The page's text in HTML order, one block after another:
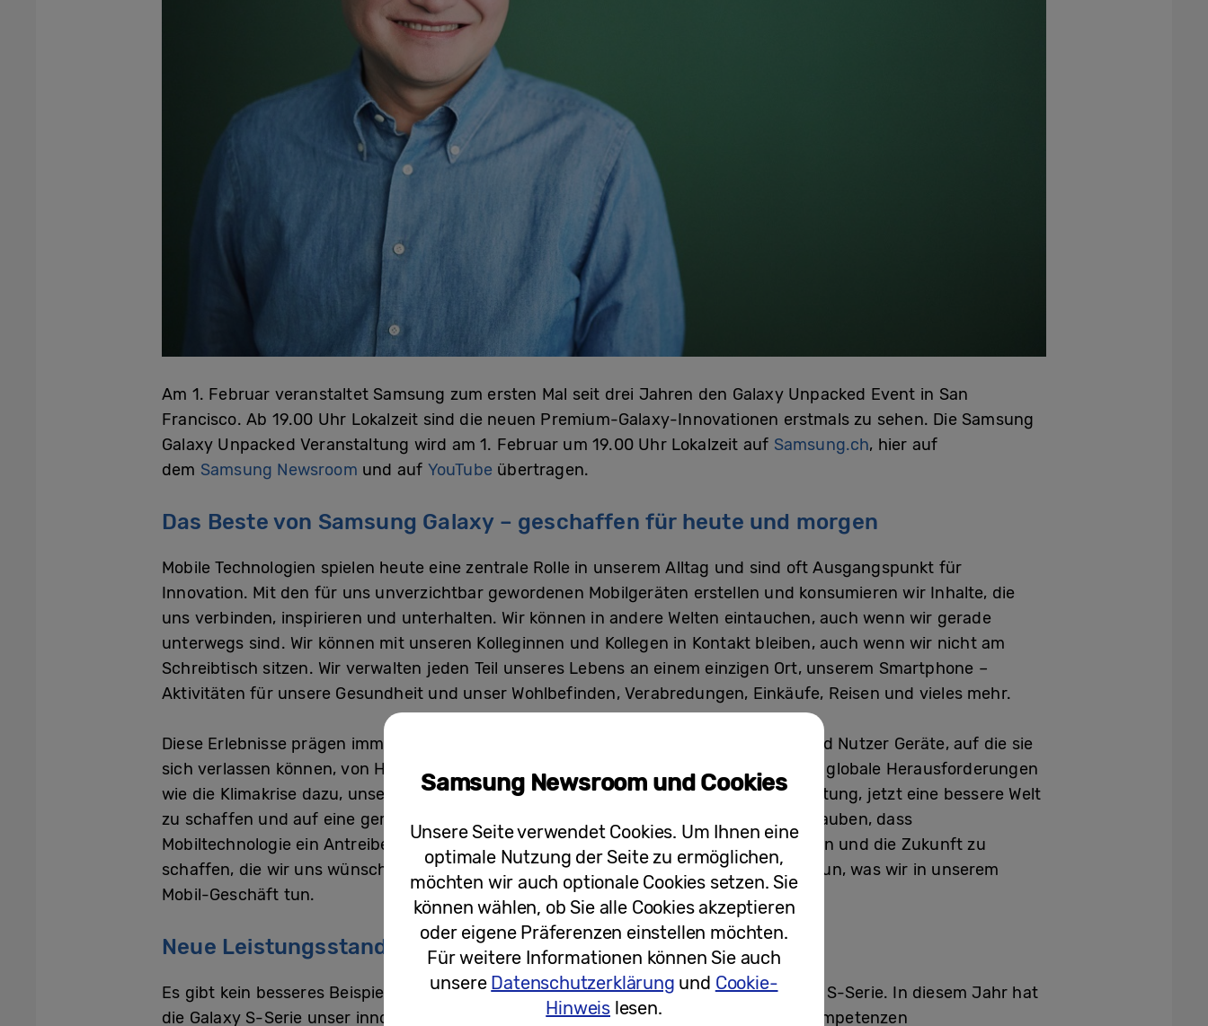
Am 1. Februar veranstaltet Samsung zum ersten Mal seit drei Jahren den Galaxy Unpacked Event in San
Francisco. Ab 19.00 Uhr Lokalzeit sind die neuen Premium-Galaxy-Innovationen erstmals zu sehen. Die Samsung
Galaxy Unpacked Veranstaltung wird am 1. Februar um 19.00 Uhr Lokalzeit auf Samsung.ch, hier auf
dem Samsung Newsroom und auf YouTube übertragen.
Das Beste von Samsung Galaxy – geschaffen für heute und morgen
Mobile Technologien spielen heute eine zentrale Rolle in unserem Alltag und sind oft Ausgangspunkt für
Innovation. Mit den für uns unverzichtbar gewordenen Mobilgeräten erstellen und konsumieren wir Inhalte, die
uns verbinden, inspirieren und unterhalten. Wir können in andere Welten eintauchen, auch wenn wir gerade
unterwegs sind. Wir können mit unseren Kolleginnen und Kollegen in Kontakt bleiben, auch wenn wir nicht am
Schreibtisch sitzen. Wir verwalten jeden Teil unseres Lebens an einem einzigen Ort, unserem Smartphone –
Aktivitäten für unsere Gesundheit und unser Wohlbefinden, Verabredungen, Einkäufe, Reisen und vieles mehr.
Diese Erlebnisse prägen immer stärker unseren Alltag. Deshalb wollen Nutzerinnen und Nutzer Geräte, auf die sie
sich verlassen können, von Herstellern, denen sie vertrauen. Gleichzeitig zwingen uns globale Herausforderungen
wie die Klimakrise dazu, unsere Lebensweise zu überdenken. Wir haben die Verantwortung, jetzt eine bessere Welt
zu schaffen und auf eine gerechtere und nachhaltigere Zukunft hinzuarbeiten. Wir glauben, dass
Mobiltechnologie ein Antreiber dafür sein kann, das Leben der Menschen zu bereichern und die Zukunft zu
schaffen, die wir uns wünschen. Das treibt uns an und ist der Grund, warum wir das tun, was wir in unserem
Mobil-Geschäft tun.
Neue Leistungsstandards setzen
Es gibt kein besseres Beispiel dafür, wie Samsung diese Vision umsetzt, als die Galaxy S-Serie. In diesem Jahr hat
die Galaxy S-Serie unser innovatives Erbe erweitert, indem wir uns auf unsere Kernkompetenzen
Samsung Newsroom und Cookies
Unsere Seite verwendet Cookies. Um Ihnen eine
optimale Nutzung der Seite zu ermöglichen,
möchten wir auch optionale Cookies setzen. Sie
können wählen, ob Sie alle Cookies akzeptieren
oder eigene Präferenzen einstellen möchten.
Für weitere Informationen können Sie auch
unsere Datenschutzerklärung und Cookie-
Hinweis lesen.